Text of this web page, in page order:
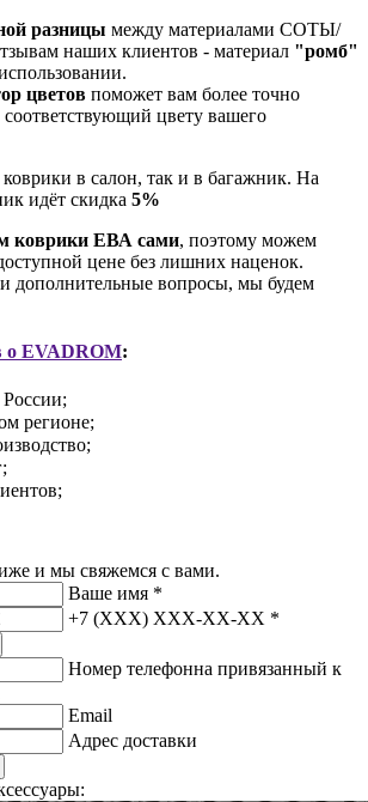
разницы между материалами СОТЫ/
наших клиентов - материал "ромб"
цветов поможет вам более точно
соответствующий цвету вашего
в салон, так и в багажник. На
идёт скидка 5%
коврики ЕВА сами, поэтому можем
цене без лишних наценок.
дополнительные вопросы, мы будем
о EVADROM:
регионе;
и мы свяжемся с вами.
Ваше имя *
+7 (XXX) XXX-XX-XX *
Номер телефонна привязанный к
Email
Адрес доставки